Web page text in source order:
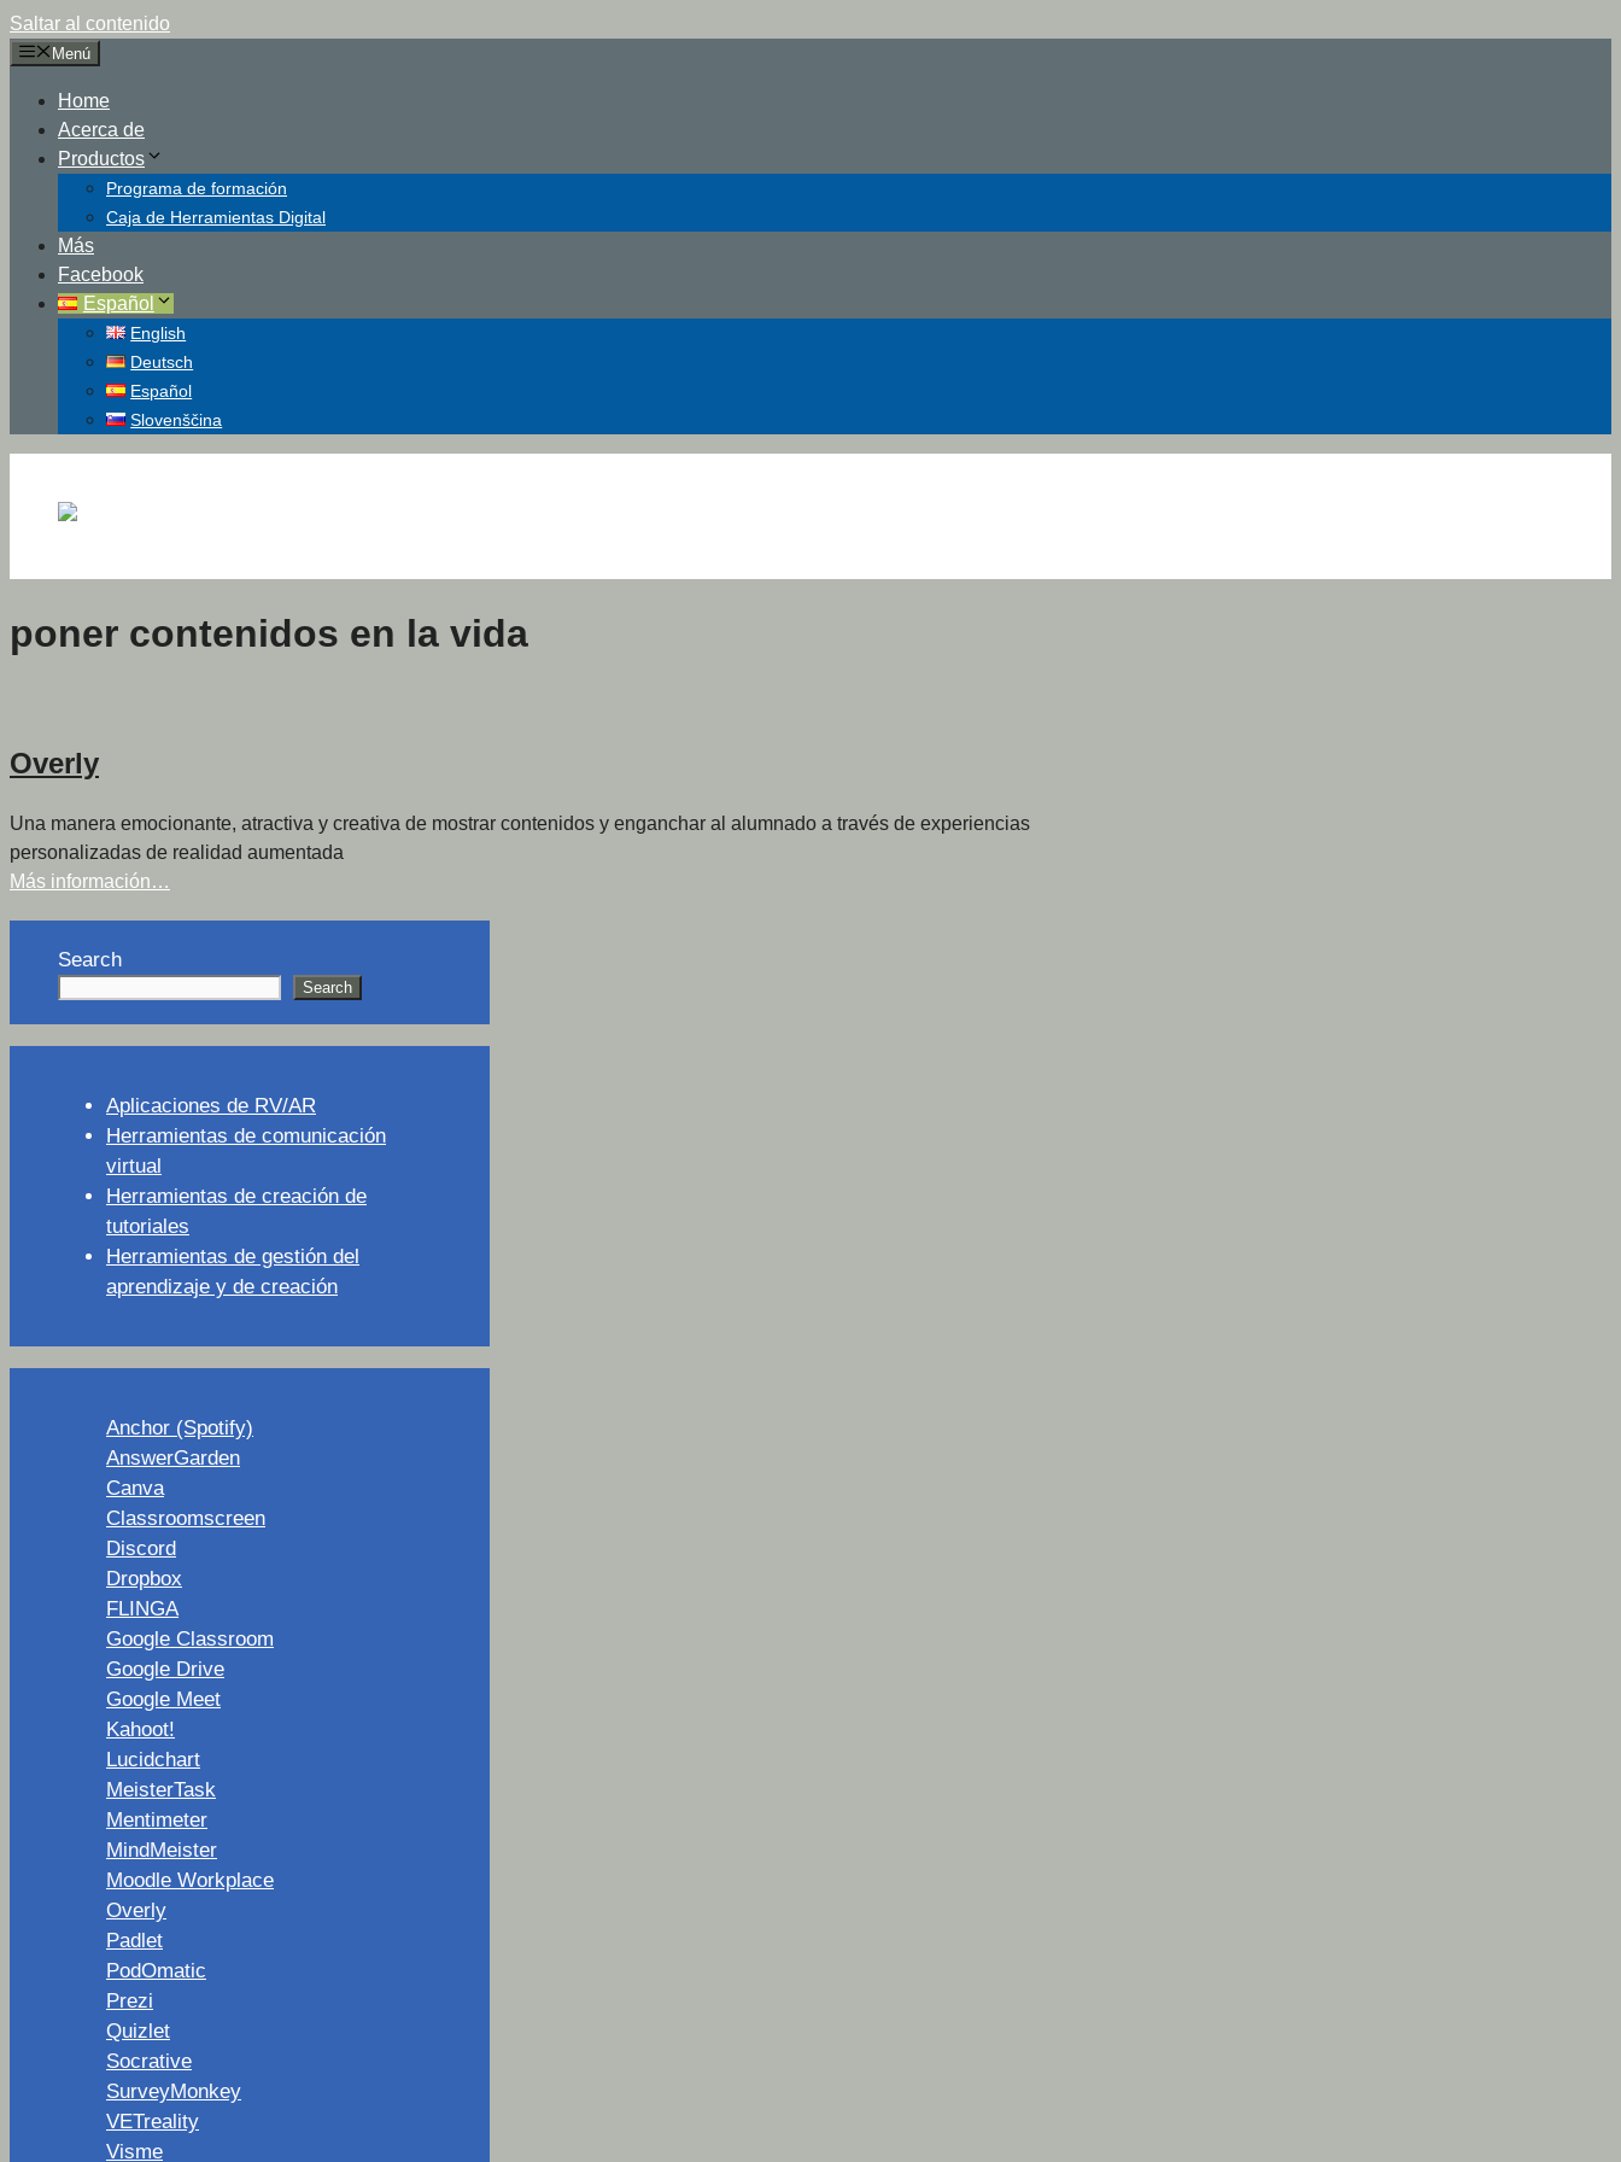
Saltar al contenido
Menú
Home
Acerca de
Productos
Programa de formación
Caja de Herramientas Digital
Más
Facebook
Español
English
Deutsch
Español
Slovenščina
poner contenidos en la vida
Overly
Una manera emocionante, atractiva y creativa de mostrar contenidos y enganchar al alumnado a través de experiencias
personalizadas de realidad aumentada
Más información…
Search
Search
Aplicaciones de RV/AR
Herramientas de comunicación
virtual
Herramientas de creación de
tutoriales
Herramientas de gestión del
aprendizaje y de creación
Anchor (Spotify)
AnswerGarden
Canva
Classroomscreen
Discord
Dropbox
FLINGA
Google Classroom
Google Drive
Google Meet
Kahoot!
Lucidchart
MeisterTask
Mentimeter
MindMeister
Moodle Workplace
Overly
Padlet
PodOmatic
Prezi
Quizlet
Socrative
SurveyMonkey
VETreality
Visme